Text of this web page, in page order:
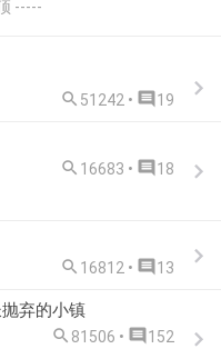
-----
 51242 •  19
 16683 •  18
 16812 •  13
弃的小镇
 81506 •  152